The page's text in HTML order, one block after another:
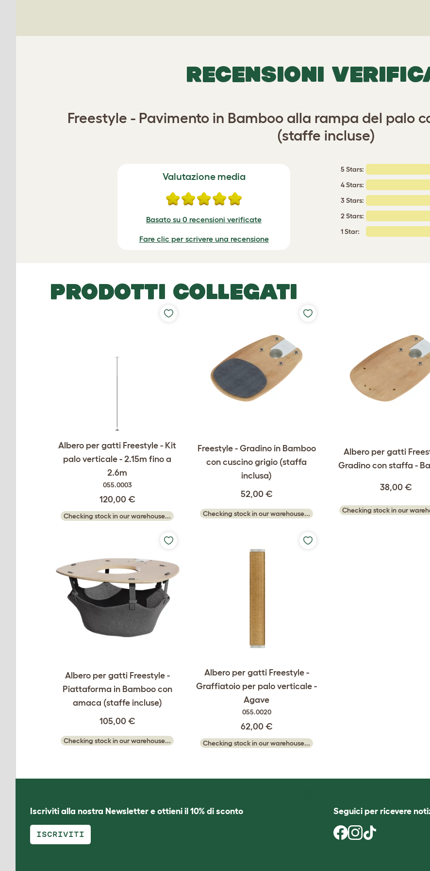
RECENSIONI
Freestyle - Pavimento in Bamboo alla rampa del palo
(staffe incluse)
Valutazione media
Basato su 0 recensioni verificate
Fare clic per scrivere una recensione
5 Stars:
4 Stars:
3 Stars:
2 Stars:
1 Star:
PRODOTTI COLLEGATI
Albero per gatti Freestyle - Kit
palo verticale - 2.15m fino a
2.6m
055.0003
120,00 €
Checking stock in our warehouse...
Freestyle - Gradino in Bamboo
con cuscino grigio (staffa
inclusa)
52,00 €
Checking stock in our warehouse...
Albero per gatti
Gradino con staffa -
38,00 €
Checking stock in our
Albero per gatti Freestyle -
Piattaforma in Bamboo con
amaca (staffe incluse)
105,00 €
Checking stock in our warehouse...
Albero per gatti Freestyle -
Graffiatoio per palo verticale -
Agave
055.0020
62,00 €
Checking stock in our warehouse...
Iscriviti alla nostra Newsletter e ottieni il 10% di sconto
ISCRIVITI
Seguici per ricevere